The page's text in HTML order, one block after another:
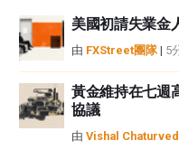
如果文章正文中沒有明確提到，
中都沒有頭寸，也沒有與文中提
FXStreet和作者不提供個性化的
性不作任何陳述。FXStreet和作
或損害由此資訊及其顯示或使用
FXStreet並非註冊投資顧問，本
美國初請失業金
由 FXStreet團隊| 5
黃金維持在七週
協議
由 Vishal